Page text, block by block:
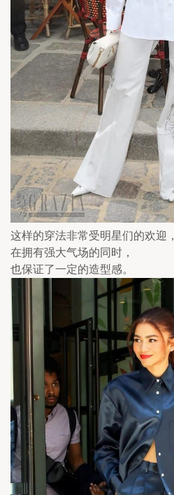
这样的穿法非常受明星们的欢迎，
在拥有强大气场的同时，
也保证了一定的造型感。